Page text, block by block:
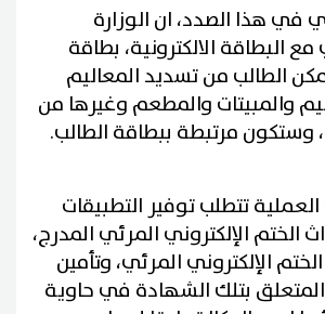
في هذا الصدد، ان الوزارة
البطاقة الالكترونية، بطاقة
الطالب من تسديد المعاليم
والمبيتات والمطعم وغيرها من
وستكون مرتبطة ببطاقة الطالب.
تتطلب توفير التطبيقات
الختم الإلكتروني المرئي المدرج،
الإلكتروني المرئي، وتأمين
بتلك الشهادة في حاوية